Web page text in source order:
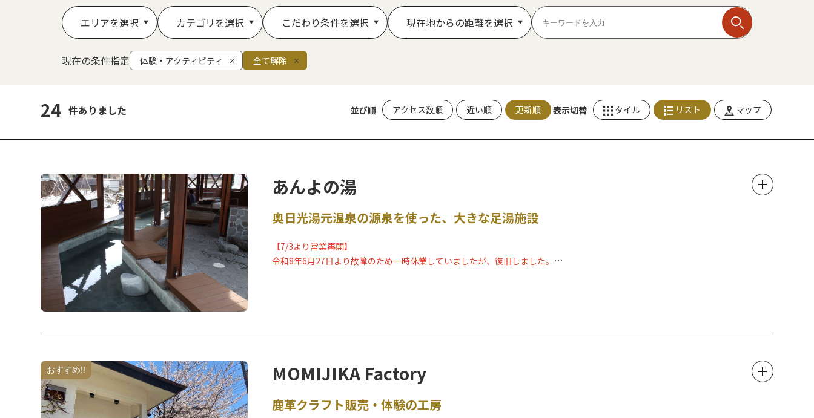
エリアを選択 カテゴリを選択 こだわり条件を選択 現在地からの距離を選択
現在の条件指定 体験・アクティビティ 全て解除
24 件ありました 並び順 アクセス数順 近い順 更新順 表示切替 タイル リスト マップ
あんよの湯
奥日光湯元温泉の源泉を使った、大きな足湯施設
【7/3より営業再開】
令和8年6月27日より故障のため一時休業していましたが、復旧しました。
入浴料は無料なので、お気軽にご利用ください。
おすすめ!! MOMIJIKA Factory
鹿革クラフト販売・体験の工房